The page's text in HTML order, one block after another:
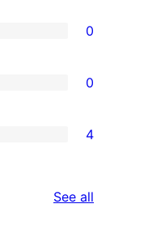
0
0
4
See all